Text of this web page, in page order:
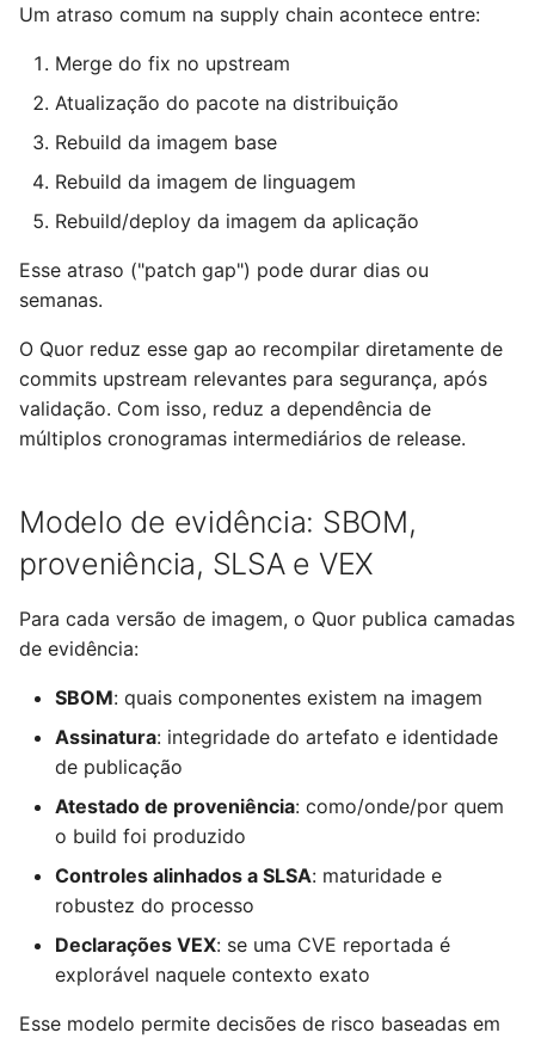
Um atraso comum na supply chain acontece entre:
Merge do fix no upstream
Atualização do pacote na distribuição
Rebuild da imagem base
Rebuild da imagem de linguagem
Rebuild/deploy da imagem da aplicação
Esse atraso ("patch gap") pode durar dias ou
semanas.
O Quor reduz esse gap ao recompilar diretamente de
commits upstream relevantes para segurança, após
validação. Com isso, reduz a dependência de
múltiplos cronogramas intermediários de release.
Modelo de evidência: SBOM,
proveniência, SLSA e VEX
Para cada versão de imagem, o Quor publica camadas
de evidência:
SBOM: quais componentes existem na imagem
Assinatura: integridade do artefato e identidade
de publicação
Atestado de proveniência: como/onde/por quem
o build foi produzido
Controles alinhados a SLSA: maturidade e
robustez do processo
Declarações VEX: se uma CVE reportada é
explorável naquele contexto exato
Esse modelo permite decisões de risco baseadas em